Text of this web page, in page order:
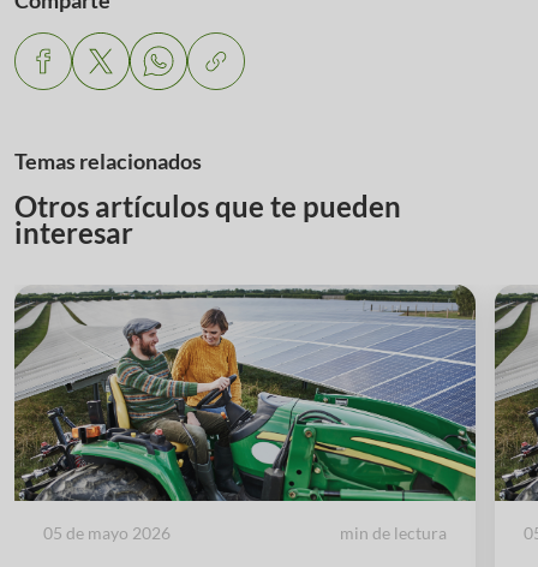
Temas relacionados
Otros artículos que te pueden
interesar
05 de mayo 2026 min de lectura